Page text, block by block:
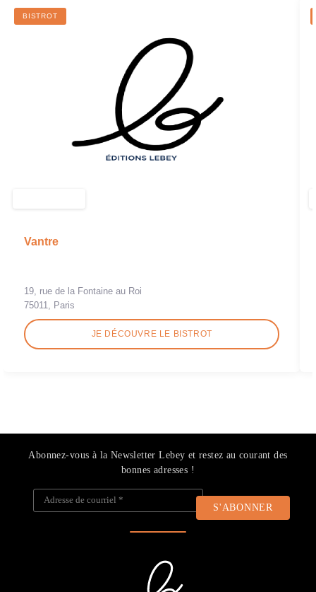
BISTROT
Vantre
19, rue de la Fontaine au Roi
75011, Paris
JE DÉCOUVRE LE BISTROT
Abonnez-vous à la Newsletter Lebey et restez au courant des
bonnes adresses !
Adresse de courriel